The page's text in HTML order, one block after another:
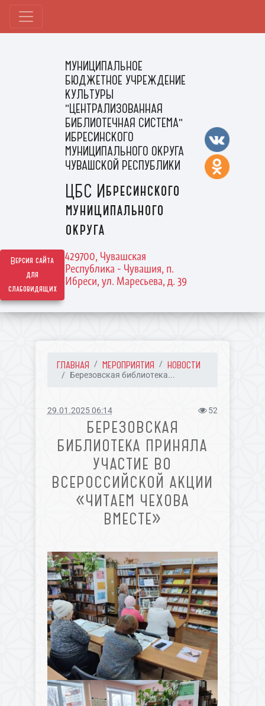
Версия сайта
для
слабовидящих
МУНИЦИПАЛЬНОЕ
БЮДЖЕТНОЕ УЧРЕЖДЕНИЕ
КУЛЬТУРЫ
"ЦЕНТРАЛИЗОВАННАЯ
БИБЛИОТЕЧНАЯ СИСТЕМА"
ИБРЕСИНСКОГО
МУНИЦИПАЛЬНОГО ОКРУГА
ЧУВАШСКОЙ РЕСПУБЛИКИ
ЦБС Ибресинского
муниципального
округа
429700, Чувашская
Республика - Чувашия, п.
Ибреси, ул. Маресьева, д. 39
ГЛАВНАЯ МЕРОПРИЯТИЯ НОВОСТИ
Березовская библиотека...
29.01.2025 06:14 52
БЕРЕЗОВСКАЯ
БИБЛИОТЕКА ПРИНЯЛА
УЧАСТИЕ ВО
ВСЕРОССИЙСКОЙ АКЦИИ
«ЧИТАЕМ ЧЕХОВА
ВМЕСТЕ»